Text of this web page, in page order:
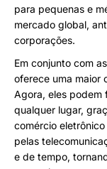
para pequenas e
mercado global,
corporações.
Em conjunto com
oferece uma maior
Agora, eles podem
qualquer lugar,
comércio
pelas
e de tempo,